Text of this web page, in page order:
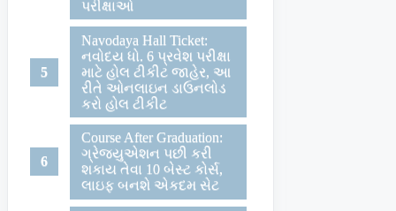
પરીક્ષાઓ
Navodaya Hall Ticket:
નવોદય ધો. 6 પ્રવેશ પરીક્ષા
માટે હોલ ટીકીટ જાહેર, આ
રીતે ઓનલાઇન ડાઉનલોડ
કરો હોલ ટીકીટ
Course After Graduation:
ગ્રેજયુએશન પછી કરી
શકાય તેવા 10 બેસ્ટ કોર્સ,
લાઇફ બનશે એકદમ સેટ